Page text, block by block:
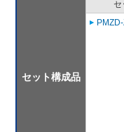
セット構成品
セ